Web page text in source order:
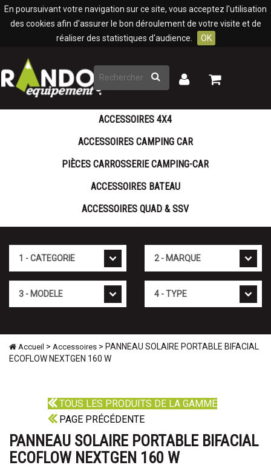
En poursuivant votre navigation sur ce site, vous acceptez l'utilisation
des cookies afin d'assurer le bon déroulement de votre visite et de
réaliser des statistiques d'audience.
OK
Rechercher
Mon
Mon
ACCESSOIRES 4X4
ACCESSOIRES CAMPING CAR
PIÈCES CARROSSERIE CAMPING-CAR
ACCESSOIRES BATEAU
ACCESSOIRES QUAD & SSV
Accueil > Accessoires > PANNEAU SOLAIRE PORTABLE BIFACIAL
ECOFLOW NEXTGEN 160 W
TOUS LES PRODUITS DE LA GAMME
PAGE PRÉCÉDENTE
PANNEAU SOLAIRE PORTABLE BIFACIAL
ECOFLOW NEXTGEN 160 W
Panneau de gestion des cookies